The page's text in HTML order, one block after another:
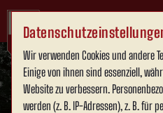
Wir verwenden Cookies und andere
Einige von ihnen sind essenziell,
Website zu verbessern.
werden (z. B. IP-Adressen), z. B. für